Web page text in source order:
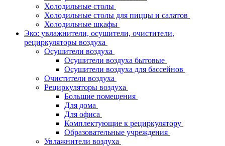
Холодильные столы
Холодильные столы для пиццы и салатов
Холодильные шкафы
Эко: увлажнители, осушители, очистители,
рециркуляторы воздуха
Осушители воздуха
Осушители воздуха бытовые
Осушители воздуха для бассейнов
Очистители воздуха
Рециркуляторы воздуха
Большие помещения
Для дома
Для офиса
Комплектующие к рециркулятору
Образовательные учреждения
Увлажнители воздуха